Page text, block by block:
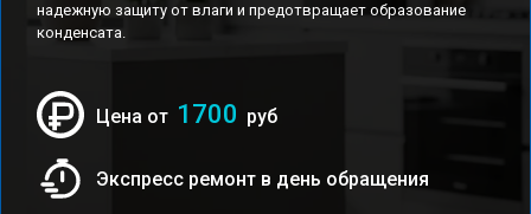
надежную защиту от влаги и предотвращает образование
конденсата.
Цена от 1700 руб
Экспресс ремонт в день обращения